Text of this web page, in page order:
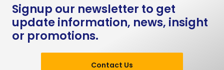
Signup our newsletter to get
update information, news, insight
or promotions.
Contact Us